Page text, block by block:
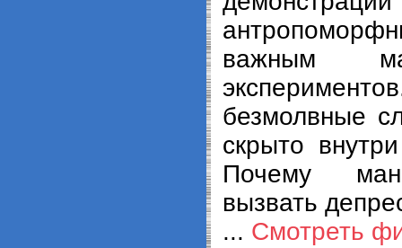
важным
безмолвные
скрыто
Почему
вызвать
... Смотреть